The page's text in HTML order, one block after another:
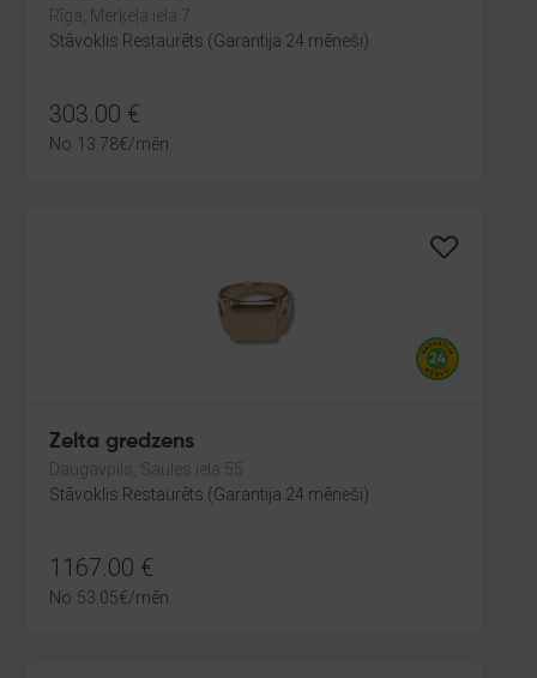
Rīga, Merķeļa iela 7
Stāvoklis Restaurēts (Garantija 24 mēneši)
303.00 €
No 13.78€/mēn.
Zelta gredzens
Daugavpils, Saules iela 55
Stāvoklis Restaurēts (Garantija 24 mēneši)
1167.00 €
No 53.05€/mēn.